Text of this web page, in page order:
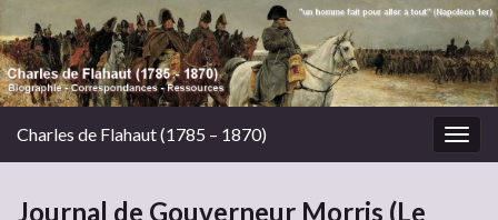
Charles de Flahaut (1785 – 1870)
Journal de Gouverneur Morris (Le